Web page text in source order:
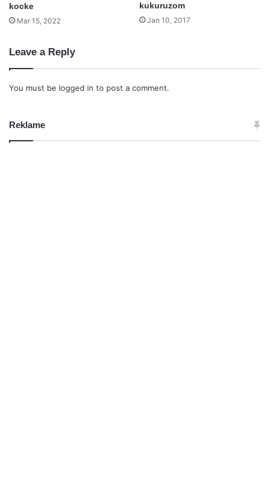
kocke
Mar 15, 2022
kukuruzom
Jan 10, 2017
Leave a Reply
You must be logged in to post a comment.
Reklame